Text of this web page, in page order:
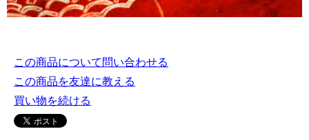
この商品について問い合わせる
この商品を友達に教える
買い物を続ける